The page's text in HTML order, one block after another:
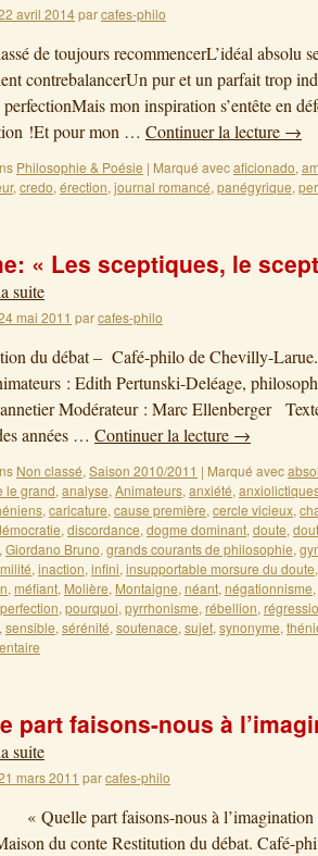
avril 2014parcafes-philo
de toujours recommencerL’idéal absolu
contrebalancerUn pur et un parfait trop
perfectionMais mon inspiration s’entête en
!Et pour mon … Continuer la lecture →
Philosophie & Poésie | Marqué avecaficionado,
, credo, érection, journal romancé, panégyrique,
« Les sceptiques, le
suite
mai 2011 parcafes-philo
du débat – Café-philo de Chevilly-
: Edith Pertunski-Deléage,
Modérateur : Marc Ellenberger
années … Continuer la lecture →
Non classé, Saison 2010/2011 | Marqué avec
le grand, analyse, Animateurs, anxiété,
, caricature, cause première, cercle vicieux,
, discordance, dogme dominant, doute,
, Giordano Bruno, grands courants de philosophie,
, inaction, infini, insupportable morsure du doute,
, méfiant, Molière, Montaigne, néant, négationnisme,
perfection, pourquoi, pyrrhonisme, rébellion,
, sensible, sérénité, soutenace, sujet, synonyme,
part faisons-nous à
suite
mars 2011 parcafes-philo
« Quelle part faisons-nous à l’imagination
du conte Restitution du débat. Café-